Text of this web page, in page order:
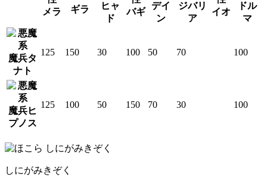
メラ ギラ
ヒャ
ド
バギ
デイ
ン
ジバリ
ア
イオ
ドル
マ
魔兵タ
ナト
125 150 30 100 50 70 100
魔兵ヒ
プノス
125 100 50 150 70 30 100
しにがみきぞく